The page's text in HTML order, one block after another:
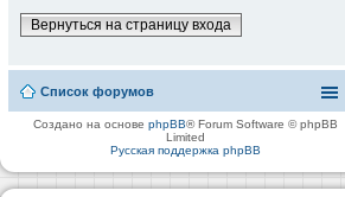
Вернуться на страницу входа
Список форумов
Создано на основеphpBB® Forum Software © phpBB
Limited
Русская поддержка phpBB